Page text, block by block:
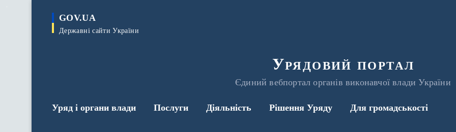
GOV.UA
Державні сайти України
Урядовий портал
Єдиний вебпортал органів виконавчої влади України
Уряд і органи влади Послуги Діяльність Рішення Уряду Для громадськості